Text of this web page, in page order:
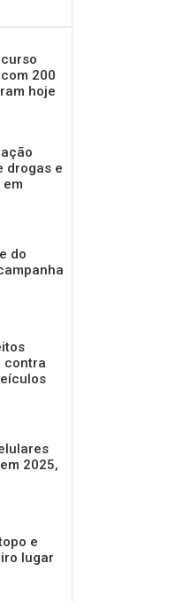
200
hoje
drogas e
do
contra
2025,
e
lugar